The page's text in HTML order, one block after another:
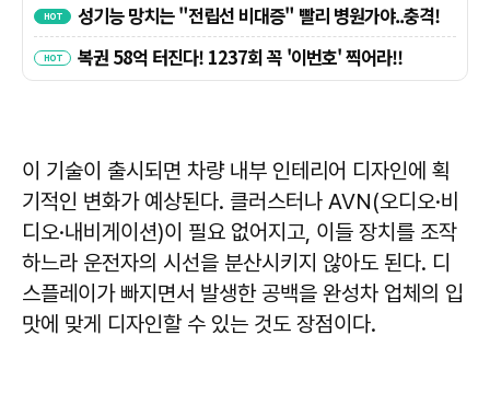
이 기술이 출시되면 차량 내부 인테리어 디자인에 획
기적인 변화가 예상된다. 클러스터나 AVN(오디오·비
디오·내비게이션)이 필요 없어지고, 이들 장치를 조작
하느라 운전자의 시선을 분산시키지 않아도 된다. 디
스플레이가 빠지면서 발생한 공백을 완성차 업체의 입
맛에 맞게 디자인할 수 있는 것도 장점이다.